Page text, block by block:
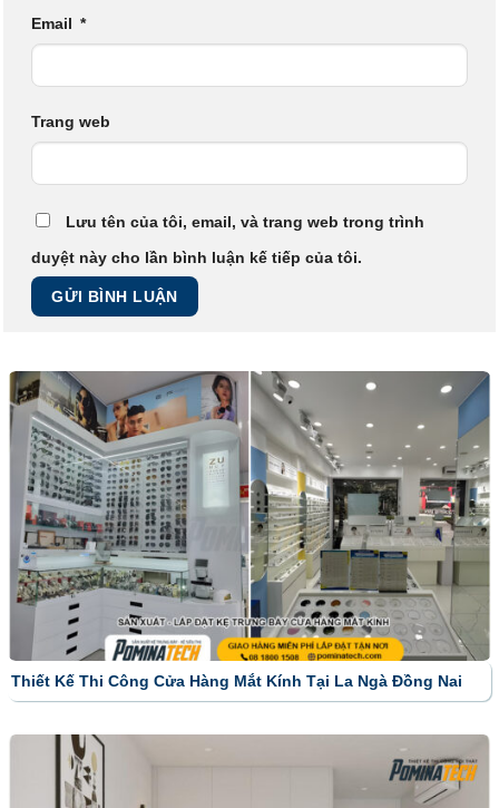
Email *
Trang web
Lưu tên của tôi, email, và trang web trong trình
duyệt này cho lần bình luận kế tiếp của tôi.
Thiết Kế Thi Công Cửa Hàng Mắt Kính Tại La Ngà Đồng Nai